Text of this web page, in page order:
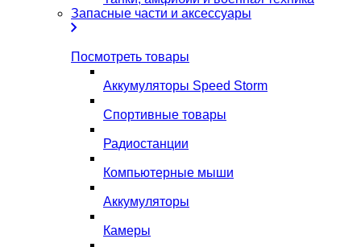
Запасные части и аксессуары
Посмотреть товары
Аккумуляторы Speed Storm
Спортивные товары
Радиостанции
Компьютерные мыши
Аккумуляторы
Камеры